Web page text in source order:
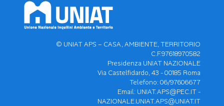
© UNIAT APS – CASA, AMBIENTE, TERRITORIO
C.F.97618970582
Presidenza UNIAT NAZIONALE
Via Castelfidardo, 43 - 00185 Roma
Telefono: 06/97606677
Email: UNIAT.APS@PEC.IT-
NAZIONALE.UNIAT.APS@UNIAT.IT